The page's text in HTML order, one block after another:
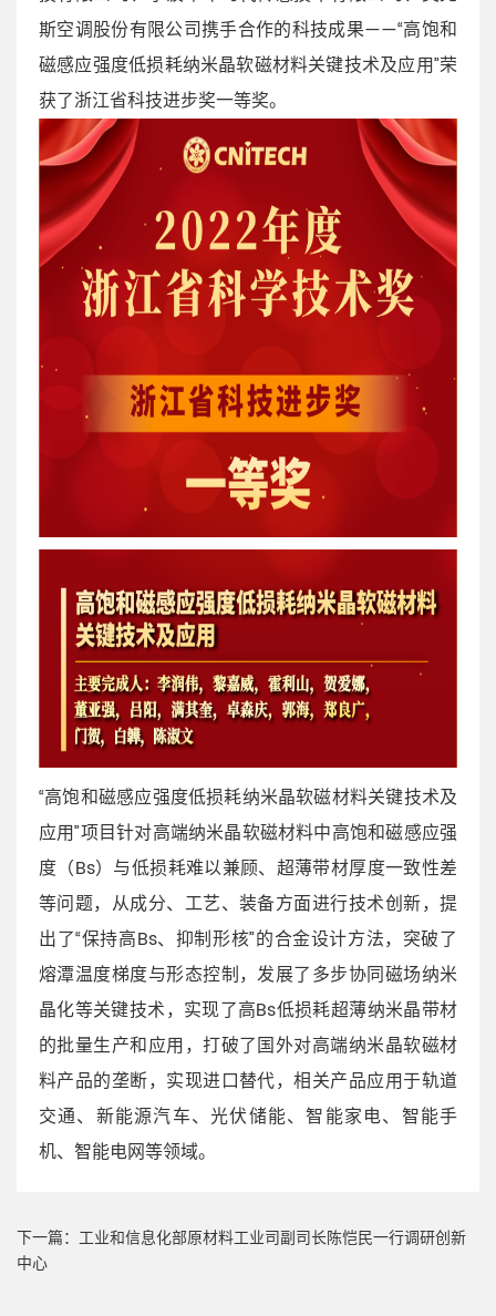
斯空调股份有限公司携手合作的科技成果——“高饱和
磁感应强度低损耗纳米晶软磁材料关键技术及应用”荣
获了浙江省科技进步奖一等奖。
“高饱和磁感应强度低损耗纳米晶软磁材料关键技术及
应用”项目针对高端纳米晶软磁材料中高饱和磁感应强
度（Bs）与低损耗难以兼顾、超薄带材厚度一致性差
等问题，从成分、工艺、装备方面进行技术创新，提
出了“保持高Bs、抑制形核”的合金设计方法，突破了
熔潭温度梯度与形态控制，发展了多步协同磁场纳米
晶化等关键技术，实现了高Bs低损耗超薄纳米晶带材
的批量生产和应用，打破了国外对高端纳米晶软磁材
料产品的垄断，实现进口替代，相关产品应用于轨道
交通、新能源汽车、光伏储能、智能家电、智能手
机、智能电网等领域。
下一篇： 工业和信息化部原材料工业司副司长陈恺民一行调研创新
中心